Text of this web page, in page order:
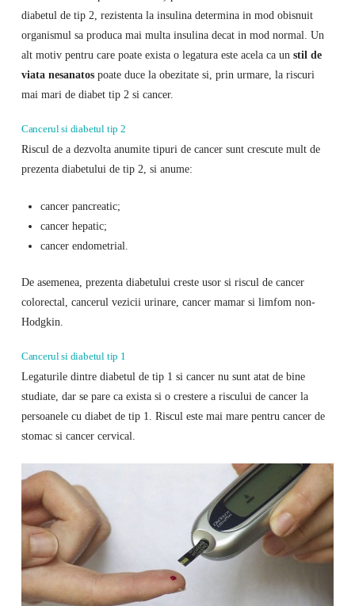
diabetul de tip 2, rezistenta la insulina determina in mod obisnuit
organismul sa produca mai multa insulina decat in ​​mod normal. Un
alt motiv pentru care poate exista o legatura este acela ca un stil de
viata nesanatospoate duce la obezitate si, prin urmare, la riscuri
mai mari de diabet tip 2 si cancer.
Cancerul si diabetul tip 2
Riscul de a dezvolta anumite tipuri de cancer sunt crescute mult de
prezenta diabetului de tip 2, si anume:
cancer pancreatic;
cancer hepatic;
cancer endometrial.
De asemenea, prezenta diabetului creste usor si riscul de cancer
colorectal, cancerul vezicii urinare, cancer mamar si limfom non-
Hodgkin.
Cancerul si diabetul tip 1
Legaturile dintre diabetul de tip 1 si cancer nu sunt atat de bine
studiate, dar se pare ca exista si o crestere a riscului de cancer la
persoanele cu diabet de tip 1. Riscul este mai mare pentru cancer de
stomac si cancer cervical.